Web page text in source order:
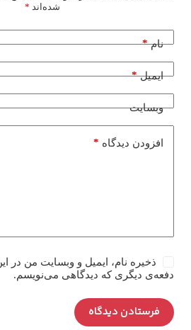
شده‌اند *
نام*
ایمیل*
وبسایت
افزودن دیدگاه *
ذخیره نام، ایمیل و وبسایت من در
دفعه‌ی دیگری که دیدگاهی می‌نویسم.
فرستادن دیدگاه